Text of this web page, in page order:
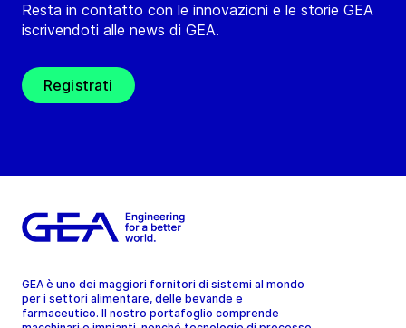
Resta in contatto con le innovazioni e le storie GEA
iscrivendoti alle news di GEA.
Registrati
GEA è uno dei maggiori fornitori di sistemi al mondo
per i settori alimentare, delle bevande e
farmaceutico. Il nostro portafoglio comprende